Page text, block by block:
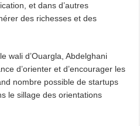
et dans d’autres
des richesses et des
wali d’Ouargla, Abdelghani
d’orienter et d’encourager les
nombre possible de startups
le sillage des orientations